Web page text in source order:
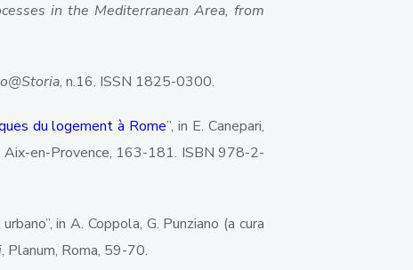
in the Mediterranean Area, from
, n.16. ISSN 1825-0300.
du logement à Rome”, in E. Canepari,
Aix-en-Provence, 163-181. ISBN 978-2-
in A. Coppola, G. Punziano (a cura
, Planum, Roma, 59-70.